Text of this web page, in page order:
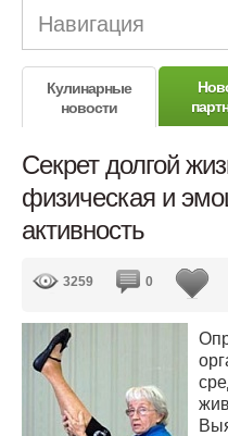
Навигация
Кулинарные
новости
Секрет долгой
физическая и
активность
3259 0